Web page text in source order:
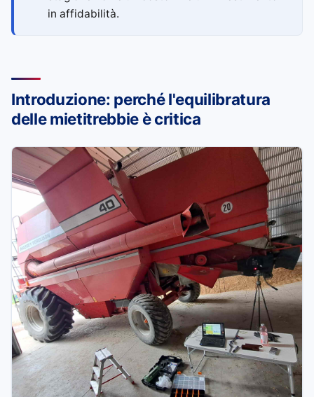
in affidabilità.
Introduzione: perché l'equilibratura
delle mietitrebbie è critica